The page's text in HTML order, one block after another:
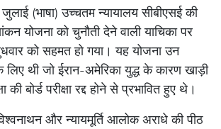
(भाषा) उच्चतम न्यायालय सीबीएसई की
योजना को चुनौती देने वाली याचिका पर
को सहमत हो गया। यह योजना उन
लिए थी जो ईरान-अमेरिका युद्ध के कारण खाड़ी
की बोर्ड परीक्षा रद्द होने से प्रभावित हुए थे।
और न्यायमूर्ति आलोक अराधे की पीठ